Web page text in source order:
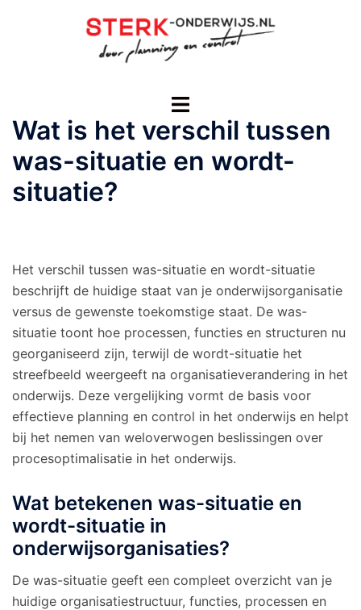
Toggle
Wat is het verschil tussen
was-situatie en wordt-
situatie?
Het verschil tussen was-situatie en wordt-situatie
beschrijft de huidige staat van je onderwijsorganisatie
versus de gewenste toekomstige staat. De was-
situatie toont hoe processen, functies en structuren nu
georganiseerd zijn, terwijl de wordt-situatie het
streefbeeld weergeeft na organisatieverandering in het
onderwijs. Deze vergelijking vormt de basis voor
effectieve planning en control in het onderwijs en helpt
bij het nemen van weloverwogen beslissingen over
procesoptimalisatie in het onderwijs.
Wat betekenen was-situatie en
wordt-situatie in
onderwijsorganisaties?
De was-situatie geeft een compleet overzicht van je
huidige organisatiestructuur, functies, processen en